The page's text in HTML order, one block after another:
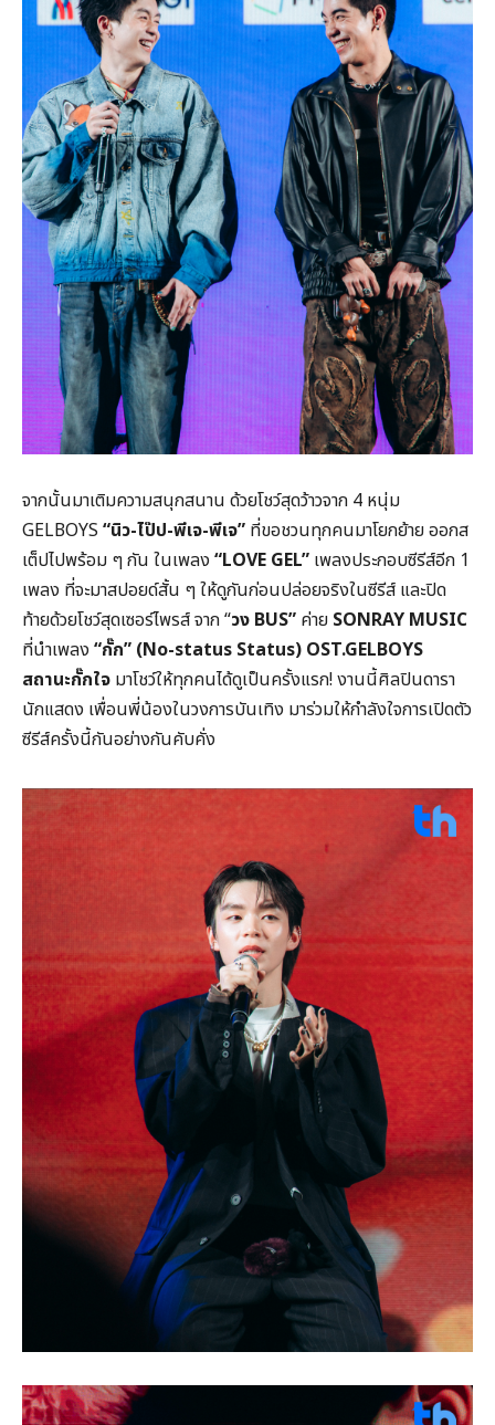
จากนั้นมาเติมความสนุกสนาน ด้วยโชว์สุดว้าวจาก 4 หนุ่ม
GELBOYS “นิว-ไป๊ป-พีเจ-พีเจ” ที่ขอชวนทุกคนมาโยกย้าย ออกส
เต็ปไปพร้อม ๆ กัน ในเพลง “LOVE GEL” เพลงประกอบซีรีส์อีก 1
เพลง ที่จะมาสปอยด์สั้น ๆ ให้ดูกันก่อนปล่อยจริงในซีรีส์ และปิด
ท้ายด้วยโชว์สุดเซอร์ไพรส์ จาก “วง BUS” ค่าย SONRAY MUSIC
ที่นำเพลง “กั๊ก” (No-status Status) OST.GELBOYS
สถานะกั๊กใจ มาโชว์ให้ทุกคนได้ดูเป็นครั้งแรก! งานนี้ศิลปินดารา
นักแสดง เพื่อนพี่น้องในวงการบันเทิง มาร่วมให้กำลังใจการเปิดตัว
ซีรีส์ครั้งนี้กันอย่างกันคับคั่ง